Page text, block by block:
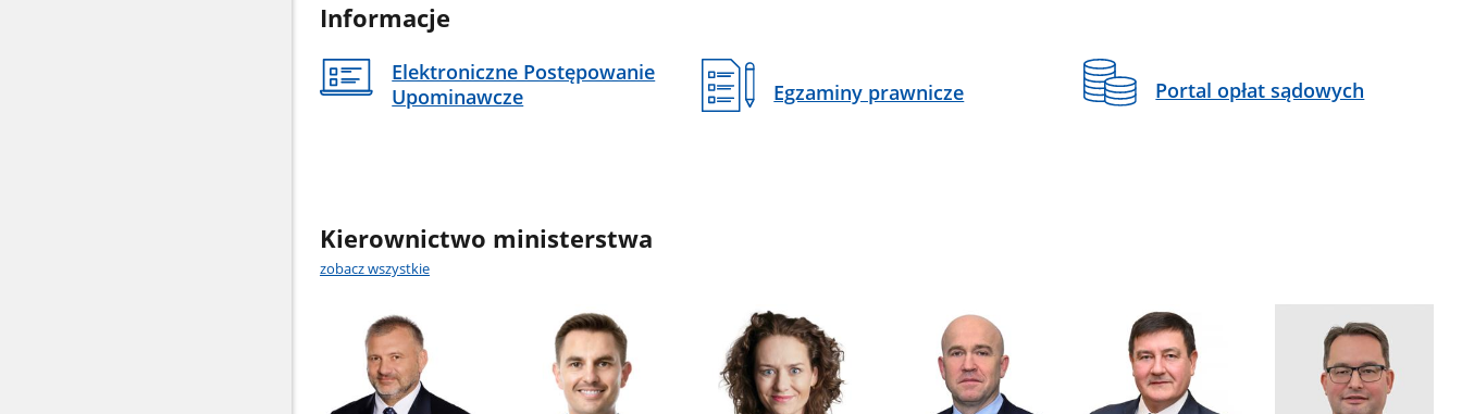
Informacje
Elektroniczne Postępowanie
Upominawcze
Egzaminy prawnicze Portal opłat sądowych
Kierownictwo ministerstwa
zobacz wszystkie